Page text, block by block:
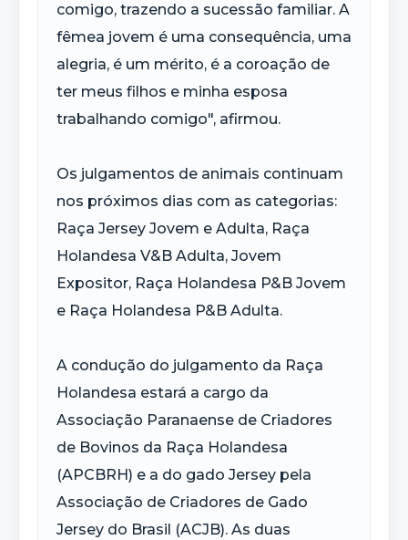
comigo, trazendo a sucessão familiar. A
fêmea jovem é uma consequência, uma
alegria, é um mérito, é a coroação de
ter meus filhos e minha esposa
trabalhando comigo", afirmou.
Os julgamentos de animais continuam
nos próximos dias com as categorias:
Raça Jersey Jovem e Adulta, Raça
Holandesa V&B Adulta, Jovem
Expositor, Raça Holandesa P&B Jovem
e Raça Holandesa P&B Adulta.
A condução do julgamento da Raça
Holandesa estará a cargo da
Associação Paranaense de Criadores
de Bovinos da Raça Holandesa
(APCBRH) e a do gado Jersey pela
Associação de Criadores de Gado
Jersey do Brasil (ACJB). As duas